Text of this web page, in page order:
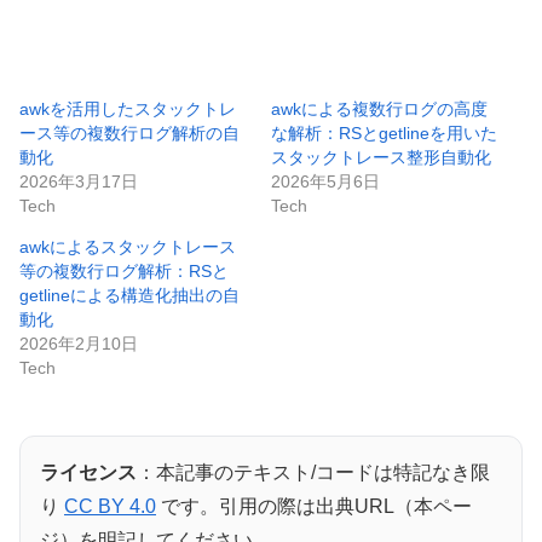
awkを活用したスタックトレ
ース等の複数行ログ解析の自
動化
2026年3月17日
Tech
awkによる複数行ログの高度
な解析：RSとgetlineを用いた
スタックトレース整形自動化
2026年5月6日
Tech
awkによるスタックトレース
等の複数行ログ解析：RSと
getlineによる構造化抽出の自
動化
2026年2月10日
Tech
ライセンス ：本記事のテキスト/コードは特記なき限
り CC BY 4.0 です。引用の際は出典URL（本ペー